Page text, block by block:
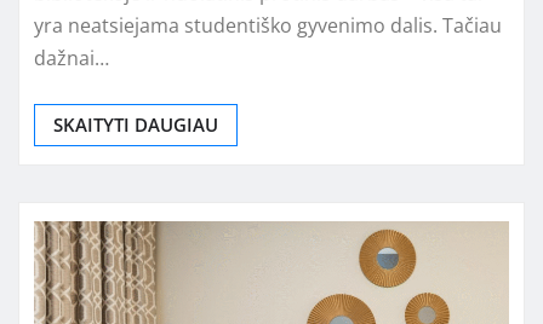
yra neatsiejama studentiško gyvenimo dalis. Tačiau
dažnai…
SKAITYTI DAUGIAU